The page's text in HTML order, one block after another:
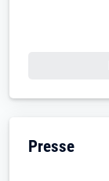
Presse